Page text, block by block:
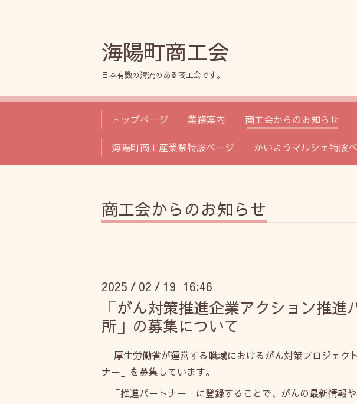
海陽町商工会
日本有数の清流のある商工会です。
トップページ 業務案内 商工会からのお知らせ
海陽町商工産業祭特設ページ かいようマルシェ特設
商工会からのお知らせ
2025 / 02 / 19 16:46
「がん対策推進企業アクション推
所」の募集について
厚生労働省が運営する職域におけるがん対策プロジェク
ナー」を募集しています。
「推進パートナー」に登録することで、がんの最新情報